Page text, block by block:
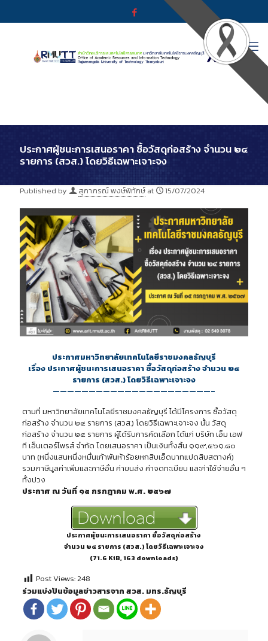
ประกาศผู้ชนะการเสนอราคา ซื้อวัสดุก่อสร้าง จำนวน ๒๔
รายการ (สวส.) โดยวิธีเฉพาะเจาะจง
Published by สุภาภรณ์ พงษ์พิทักษ์ at 15/07/2024
ประกาศมหาวิทยาลัยเทคโนโลยีราชมงคลธัญบุรี
เรื่อง ประกาศผู้ชนะการเสนอราคา ซื้อวัสดุก่อสร้าง จำนวน ๒๔
รายการ (สวส.) โดยวิธีเฉพาะเจาะจง
——————————————————————–
ตามที่ มหาวิทยาลัยเทคโนโลยีราชมงคลธัญบุรี ได้มีโครงการ ซื้อวัสดุ
ก่อสร้าง จำนวน ๒๔ รายการ (สวส.) โดยวิธีเฉพาะเจาะจง นั้น วัสดุ
ก่อสร้าง จำนวน ๒๔ รายการ ผู้ได้รับการคัดเลือก ได้แก่ บริษัท เอ็ม เอฟ
ที เอ็นเตอร์ไพรส์ จำกัด โดยเสนอราคา เป็นเงินทั้งสิ้น ๑๑๙,๕๖๑.๘๐
บาท (หนึ่งแสนหนึ่งหมื่นเก้าพันห้าร้อยหกสิบเอ็ดบาทแปดสิบสตางค์)
รวมภาษีมูลค่าเพิ่มและภาษีอื่น ค่าขนส่ง ค่าจดทะเบียน และค่าใช้จ่ายอื่น ๆ
ทั้งปวง
ประกาศ ณ วันที่ ๑๕ กรกฎาคม พ.ศ. ๒๕๖๗
ประกาศผู้ชนะการเสนอราคา ซื้อวัสดุก่อสร้าง
จำนวน ๒๔ รายการ (สวส.) โดยวิธีเฉพาะเจาะจง
(71.6 KiB, 163 downloads)
Post Views:248
ร่วมแบ่งปันข้อมูลข่าวสารจาก สวส. มทร.ธัญบุรี